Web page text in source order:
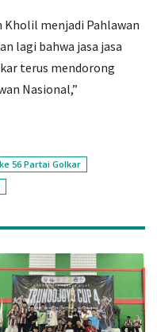
Kholil menjadi Pahlawan
lagi bahwa jasa jasa
terus mendorong
Nasional,”
56 Partai Golkar